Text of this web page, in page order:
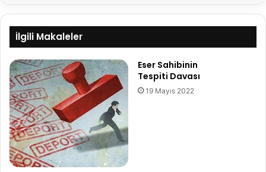
İlgili Makaleler
Eser Sahibinin
Tespiti Davası
19 Mayıs 2022